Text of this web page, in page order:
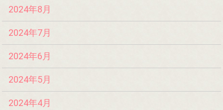
2024年8月
2024年7月
2024年6月
2024年5月
2024年4月